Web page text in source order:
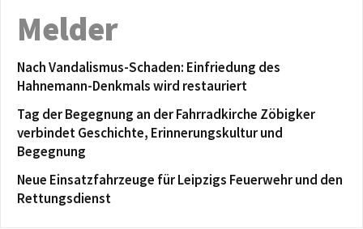
Melder
Nach Vandalismus-Schaden: Einfriedung des
Hahnemann-Denkmals wird restauriert
Tag der Begegnung an der Fahrradkirche Zöbigker
verbindet Geschichte, Erinnerungskultur und
Begegnung
Neue Einsatzfahrzeuge für Leipzigs Feuerwehr und den
Rettungsdienst